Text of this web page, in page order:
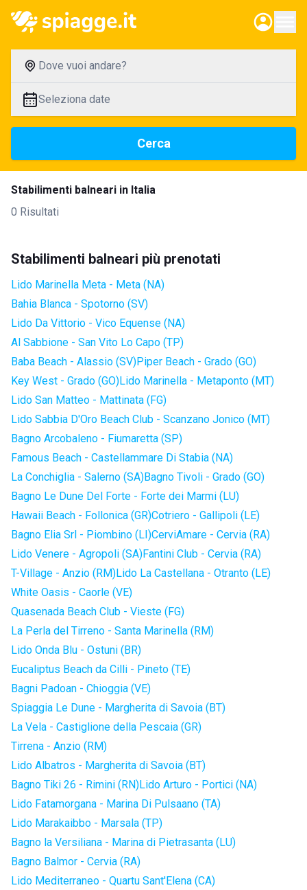
Dove vuoi andare?
Seleziona date
Cerca
Stabilimenti balneari in Italia
0 Risultati
Stabilimenti balneari più prenotati
Lido Marinella Meta - Meta (NA)
Bahia Blanca - Spotorno (SV)
Lido Da Vittorio - Vico Equense (NA)
Al Sabbione - San Vito Lo Capo (TP)
Baba Beach - Alassio (SV)Piper Beach - Grado (GO)
Key West - Grado (GO)Lido Marinella - Metaponto (MT)
Lido San Matteo - Mattinata (FG)
Lido Sabbia D'Oro Beach Club - Scanzano Jonico (MT)
Bagno Arcobaleno - Fiumaretta (SP)
Famous Beach - Castellammare Di Stabia (NA)
La Conchiglia - Salerno (SA)Bagno Tivoli - Grado (GO)
Bagno Le Dune Del Forte - Forte dei Marmi (LU)
Hawaii Beach - Follonica (GR)Cotriero - Gallipoli (LE)
Bagno Elia Srl - Piombino (LI)CerviAmare - Cervia (RA)
Lido Venere - Agropoli (SA)Fantini Club - Cervia (RA)
T-Village - Anzio (RM)Lido La Castellana - Otranto (LE)
White Oasis - Caorle (VE)
Quasenada Beach Club - Vieste (FG)
La Perla del Tirreno - Santa Marinella (RM)
Lido Onda Blu - Ostuni (BR)
Eucaliptus Beach da Cilli - Pineto (TE)
Bagni Padoan - Chioggia (VE)
Spiaggia Le Dune - Margherita di Savoia (BT)
La Vela - Castiglione della Pescaia (GR)
Tirrena - Anzio (RM)
Lido Albatros - Margherita di Savoia (BT)
Bagno Tiki 26 - Rimini (RN)Lido Arturo - Portici (NA)
Lido Fatamorgana - Marina Di Pulsaano (TA)
Lido Marakaibbo - Marsala (TP)
Bagno la Versiliana - Marina di Pietrasanta (LU)
Bagno Balmor - Cervia (RA)
Lido Mediterraneo - Quartu Sant'Elena (CA)